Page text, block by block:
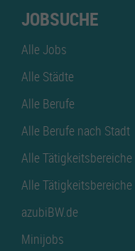
JOBSUCHE
Alle Jobs
Alle Städte
Alle Berufe
Alle Berufe nach Stadt
Alle Tätigkeitsbereiche
Alle
azubiBW.de
Minijobs